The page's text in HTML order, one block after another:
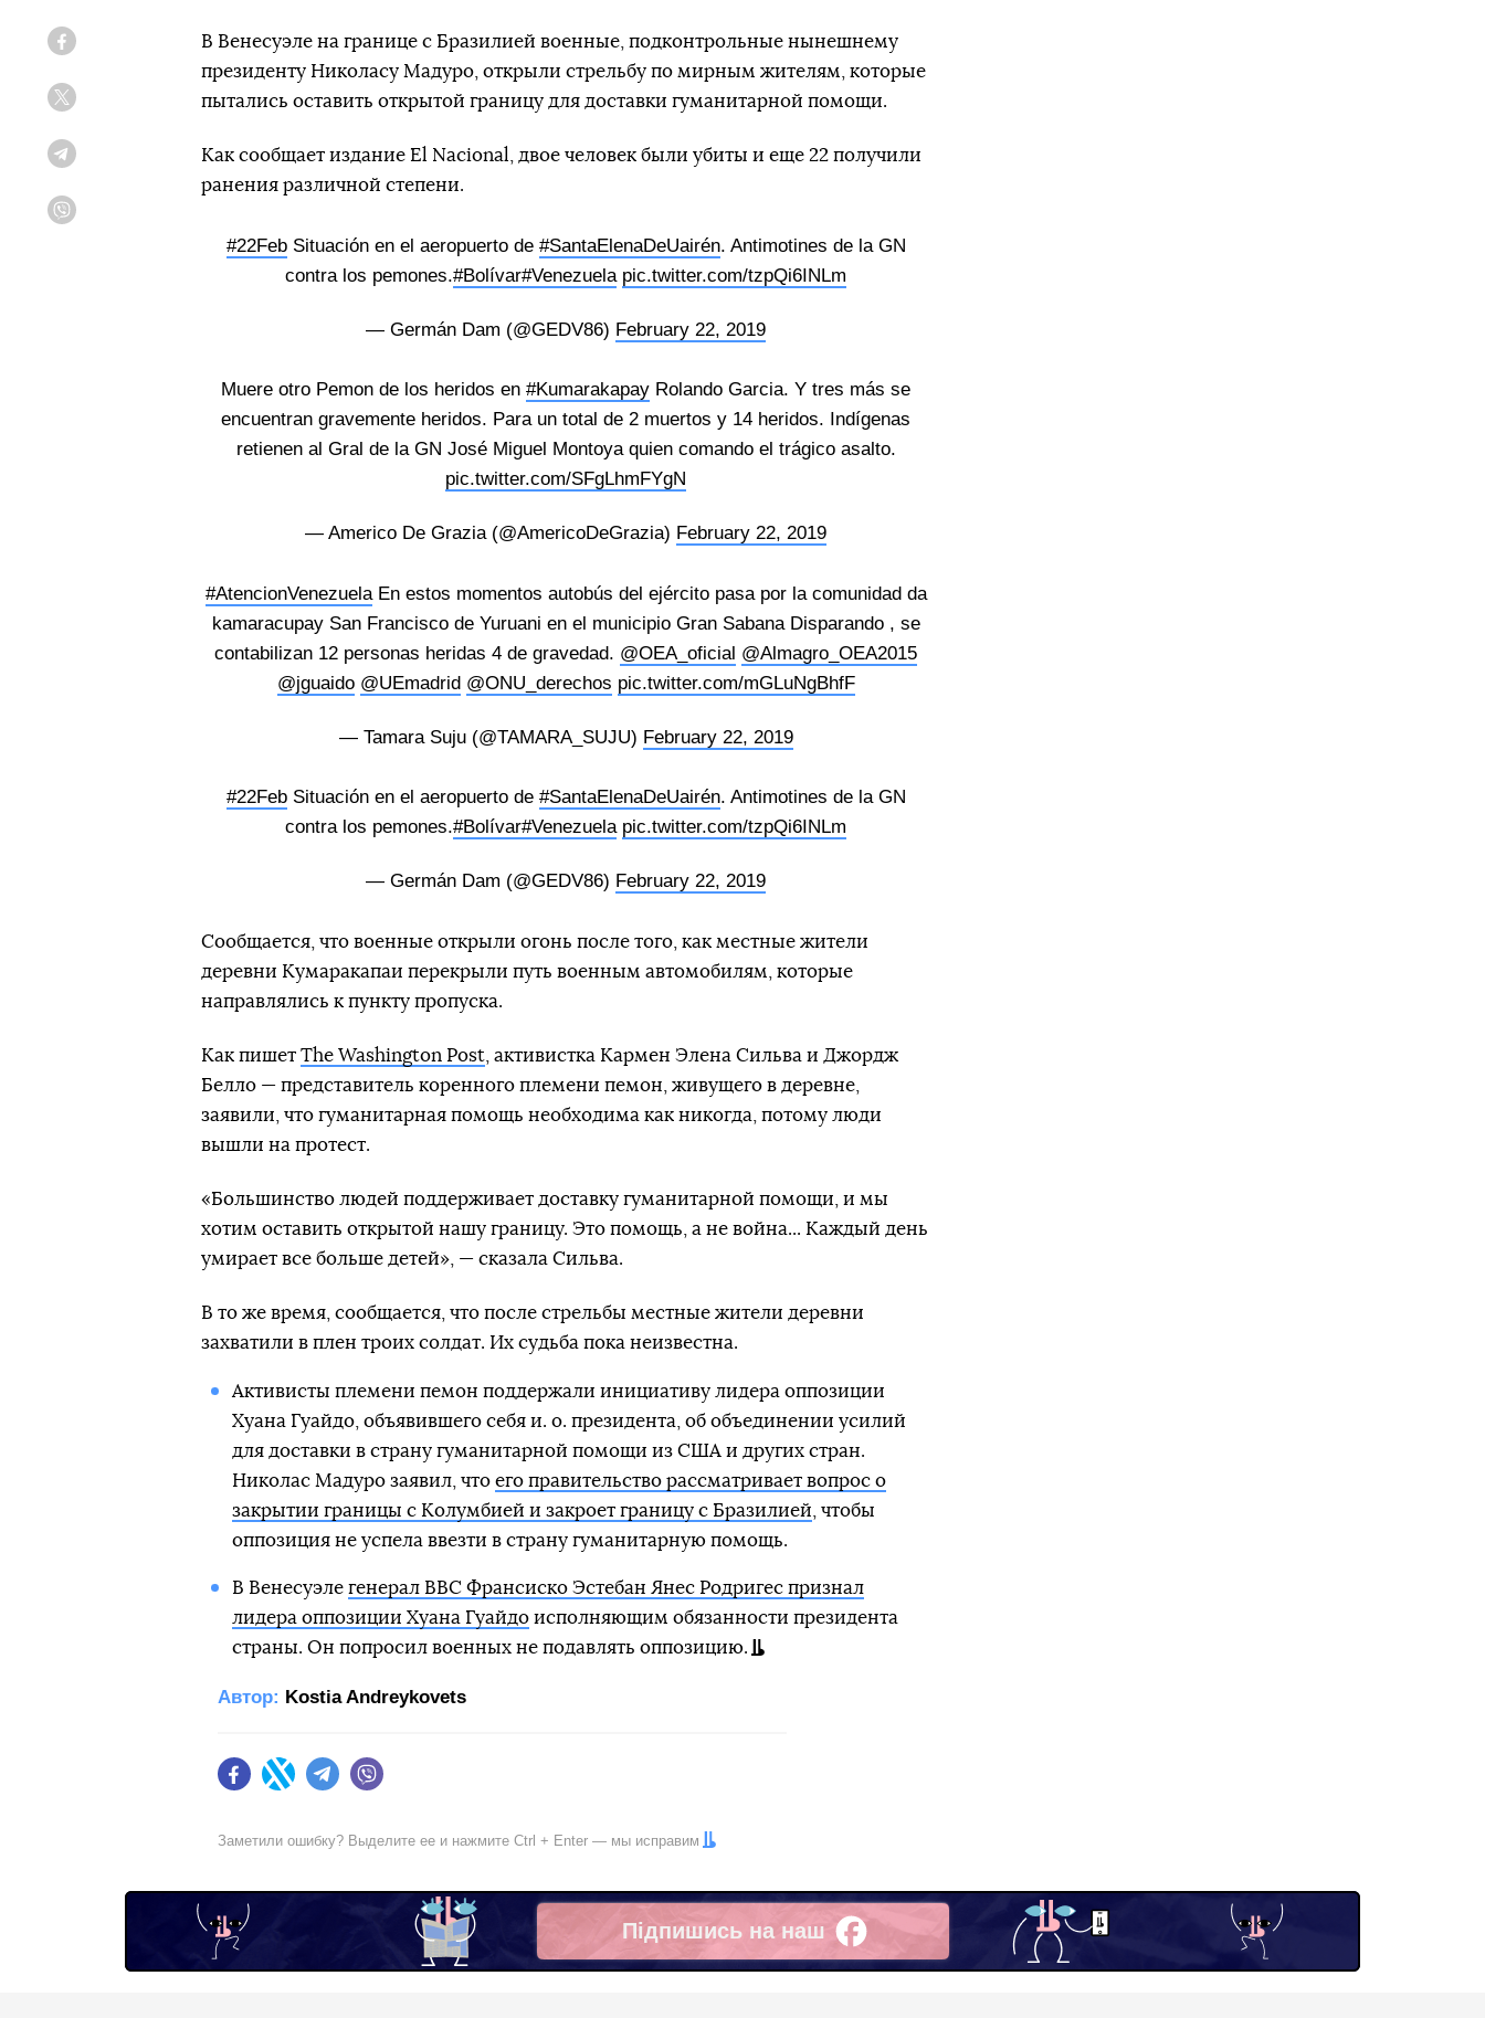
В Венесуэле на границе с Бразилией военные, подконтрольные нынешнему
президенту Николасу Мадуро, открыли стрельбу по мирным жителям, которые
пытались оставить открытой границу для доставки гуманитарной помощи.
Как сообщает издание El Nacional, двое человек были убиты и еще 22 получили
ранения различной степени.
#22FebSituación en el aeropuerto de #SantaElenaDeUairén. Antimotines de la GN
contra los pemones.#Bolívar#Venezuela pic.twitter.com/tzpQi6INLm
— Germán Dam (@GEDV86) February 22, 2019
Muere otro Pemon de los heridos en #Kumarakapay Rolando Garcia. Y tres más se
encuentran gravemente heridos. Para un total de 2 muertos y 14 heridos. Indígenas
retienen al Gral de la GN José Miguel Montoya quien comando el trágico asalto.
pic.twitter.com/SFgLhmFYgN
— Americo De Grazia (@AmericoDeGrazia) February 22, 2019
#AtencionVenezuelaEn estos momentos autobús del ejército pasa por la comunidad da
kamaracupay San Francisco de Yuruani en el municipio Gran Sabana Disparando , se
contabilizan 12 personas heridas 4 de gravedad. @OEA_oficial @Almagro_OEA2015
@jguaido @UEmadrid @ONU_derechos pic.twitter.com/mGLuNgBhfF
— Tamara Suju (@TAMARA_SUJU) February 22, 2019
#22FebSituación en el aeropuerto de #SantaElenaDeUairén. Antimotines de la GN
contra los pemones.#Bolívar#Venezuela pic.twitter.com/tzpQi6INLm
— Germán Dam (@GEDV86) February 22, 2019
Сообщается, что военные открыли огонь после того, как местные жители
деревни Кумаракапаи перекрыли путь военным автомобилям, которые
направлялись к пункту пропуска.
Как пишет The Washington Post , активистка Кармен Элена Сильва и Джордж
Белло — представитель коренного племени пемон, живущего в деревне,
заявили, что гуманитарная помощь необходима как никогда, потому люди
вышли на протест.
«Большинство людей поддерживает доставку гуманитарной помощи, и мы
хотим оставить открытой нашу границу. Это помощь, а не война... Каждый день
умирает все больше детей», — сказала Сильва.
В то же время, сообщается, что после стрельбы местные жители деревни
захватили в плен троих солдат. Их судьба пока неизвестна.
Активисты племени пемон поддержали инициативу лидера оппозиции
Хуана Гуайдо, объявившего себя и. о. президента, об объединении усилий
для доставки в страну гуманитарной помощи из США и других стран.
Николас Мадуро заявил, что его правительство рассматривает вопрос о
закрытии границы с Колумбией и закроет границу с Бразилией , чтобы
оппозиция не успела ввезти в страну гуманитарную помощь.
В Венесуэле генерал ВВС Франсиско Эстебан Янес Родригес признал
лидера оппозиции Хуана Гуайдоисполняющим обязанности президента
страны. Он попросил военных не подавлять оппозицию.
Автор: Kostia Andreykovets
FacebookTwitter Telegram
Заметили ошибку? Выделите ее и нажмите Ctrl + Enter — мы исправим
Підпишись на наш
Facebook